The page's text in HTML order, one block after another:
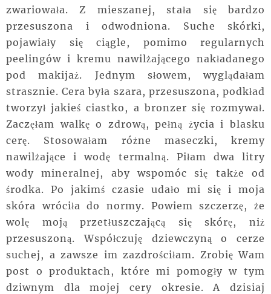
zwariowała. Z mieszanej, stała się bardzo
przesuszona i odwodniona. Suche skórki,
pojawiały się ciągle, pomimo regularnych
peelingów i kremu nawilżającego nakładanego
pod makijaż. Jednym słowem, wyglądałam
strasznie. Cera była szara, przesuszona, podkład
tworzył jakieś ciastko, a bronzer się rozmywał.
Zaczęłam walkę o zdrową, pełną życia i blasku
cerę. Stosowałam różne maseczki, kremy
nawilżające i wodę termalną. Piłam dwa litry
wody mineralnej, aby wspomóc się także od
środka. Po jakimś czasie udało mi się i moja
skóra wróciła do normy. Powiem szczerzę, że
wolę moją przetłuszczającą się skórę, niż
przesuszoną. Współczuję dziewczyną o cerze
suchej, a zawsze im zazdrościłam. Zrobię Wam
post o produktach, które mi pomogły w tym
dziwnym dla mojej cery okresie. A dzisiaj